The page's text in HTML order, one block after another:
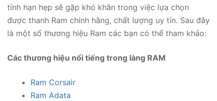
tính hạn hẹp sẽ gặp khó khăn trong việc lựa chọn
được thanh Ram chính hãng, chất lượng uy tín. Sau đây
là một số thương hiệu Ram các bạn có thể tham khảo:
Các thương hiệu nổi tiếng trong làng RAM
Ram Corsair
Ram Adata